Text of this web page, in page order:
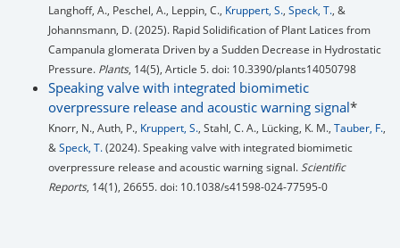
Langhoff, A., Peschel, A., Leppin, C., Kruppert, S., Speck, T., &
Johannsmann, D. (2025). Rapid Solidification of Plant Latices from
Campanula glomerata Driven by a Sudden Decrease in Hydrostatic
Pressure. Plants, 14(5), Article 5. doi: 10.3390/plants14050798
Speaking valve with integrated biomimetic
overpressure release and acoustic warning signal*
Knorr, N., Auth, P., Kruppert, S., Stahl, C. A., Lücking, K. M., Tauber, F.,
&Speck, T.(2024). Speaking valve with integrated biomimetic
overpressure release and acoustic warning signal.Scientific
Reports, 14(1), 26655. doi: 10.1038/s41598-024-77595-0